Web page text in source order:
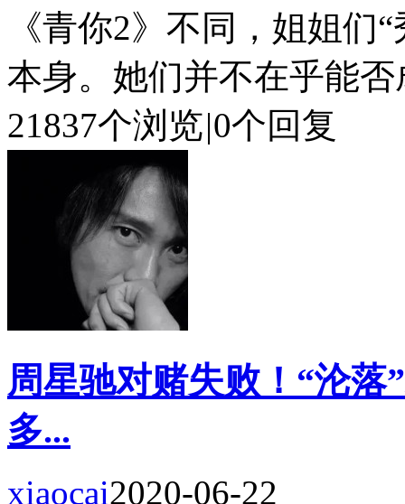
《青你2》不同，姐姐们
本身。她们并不在乎能否
21837个浏览|0个回复
周星驰对赌失败！“沦
多...
xiaocai2020-06-22